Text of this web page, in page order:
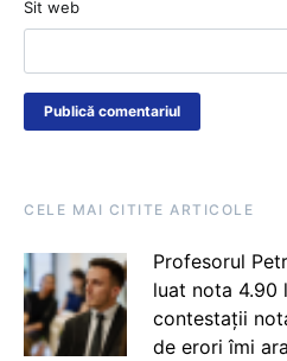
Sit web
CELE MAI CITITE ARTICOLE
Profesorul
luat nota 4.90
contestații
de erori îmi